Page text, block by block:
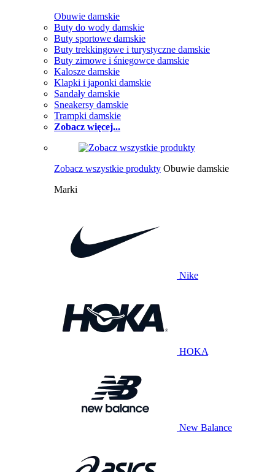
Obuwie damskie
Buty do wody damskie
Buty sportowe damskie
Buty trekkingowe i turystyczne damskie
Buty zimowe i śniegowce damskie
Kalosze damskie
Klapki i japonki damskie
Sandały damskie
Sneakersy damskie
Trampki damskie
Zobacz więcej...
Zobacz wszystkie produkty Obuwie damskie
Marki
Nike
HOKA
New Balance